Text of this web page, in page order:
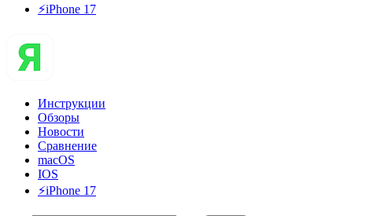
⚡️iPhone 17
Инструкции
Обзоры
Новости
Сравнение
macOS
IOS
⚡️iPhone 17